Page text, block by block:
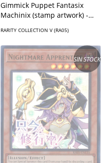
Gimmick Puppet Fantasix
Machinix (stamp artwork) -
RARITY COLLECTION V (RA05)
SIN STOCK